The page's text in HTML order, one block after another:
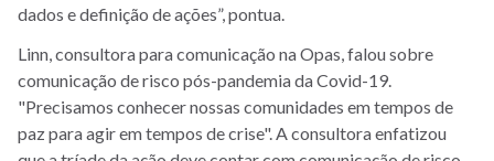
dados e definição de ações”, pontua.
Linn, consultora para comunicação na Opas, falou sobre
comunicação de risco pós-pandemia da Covid-19.
"Precisamos conhecer nossas comunidades em tempos de
paz para agir em tempos de crise". A consultora enfatizou